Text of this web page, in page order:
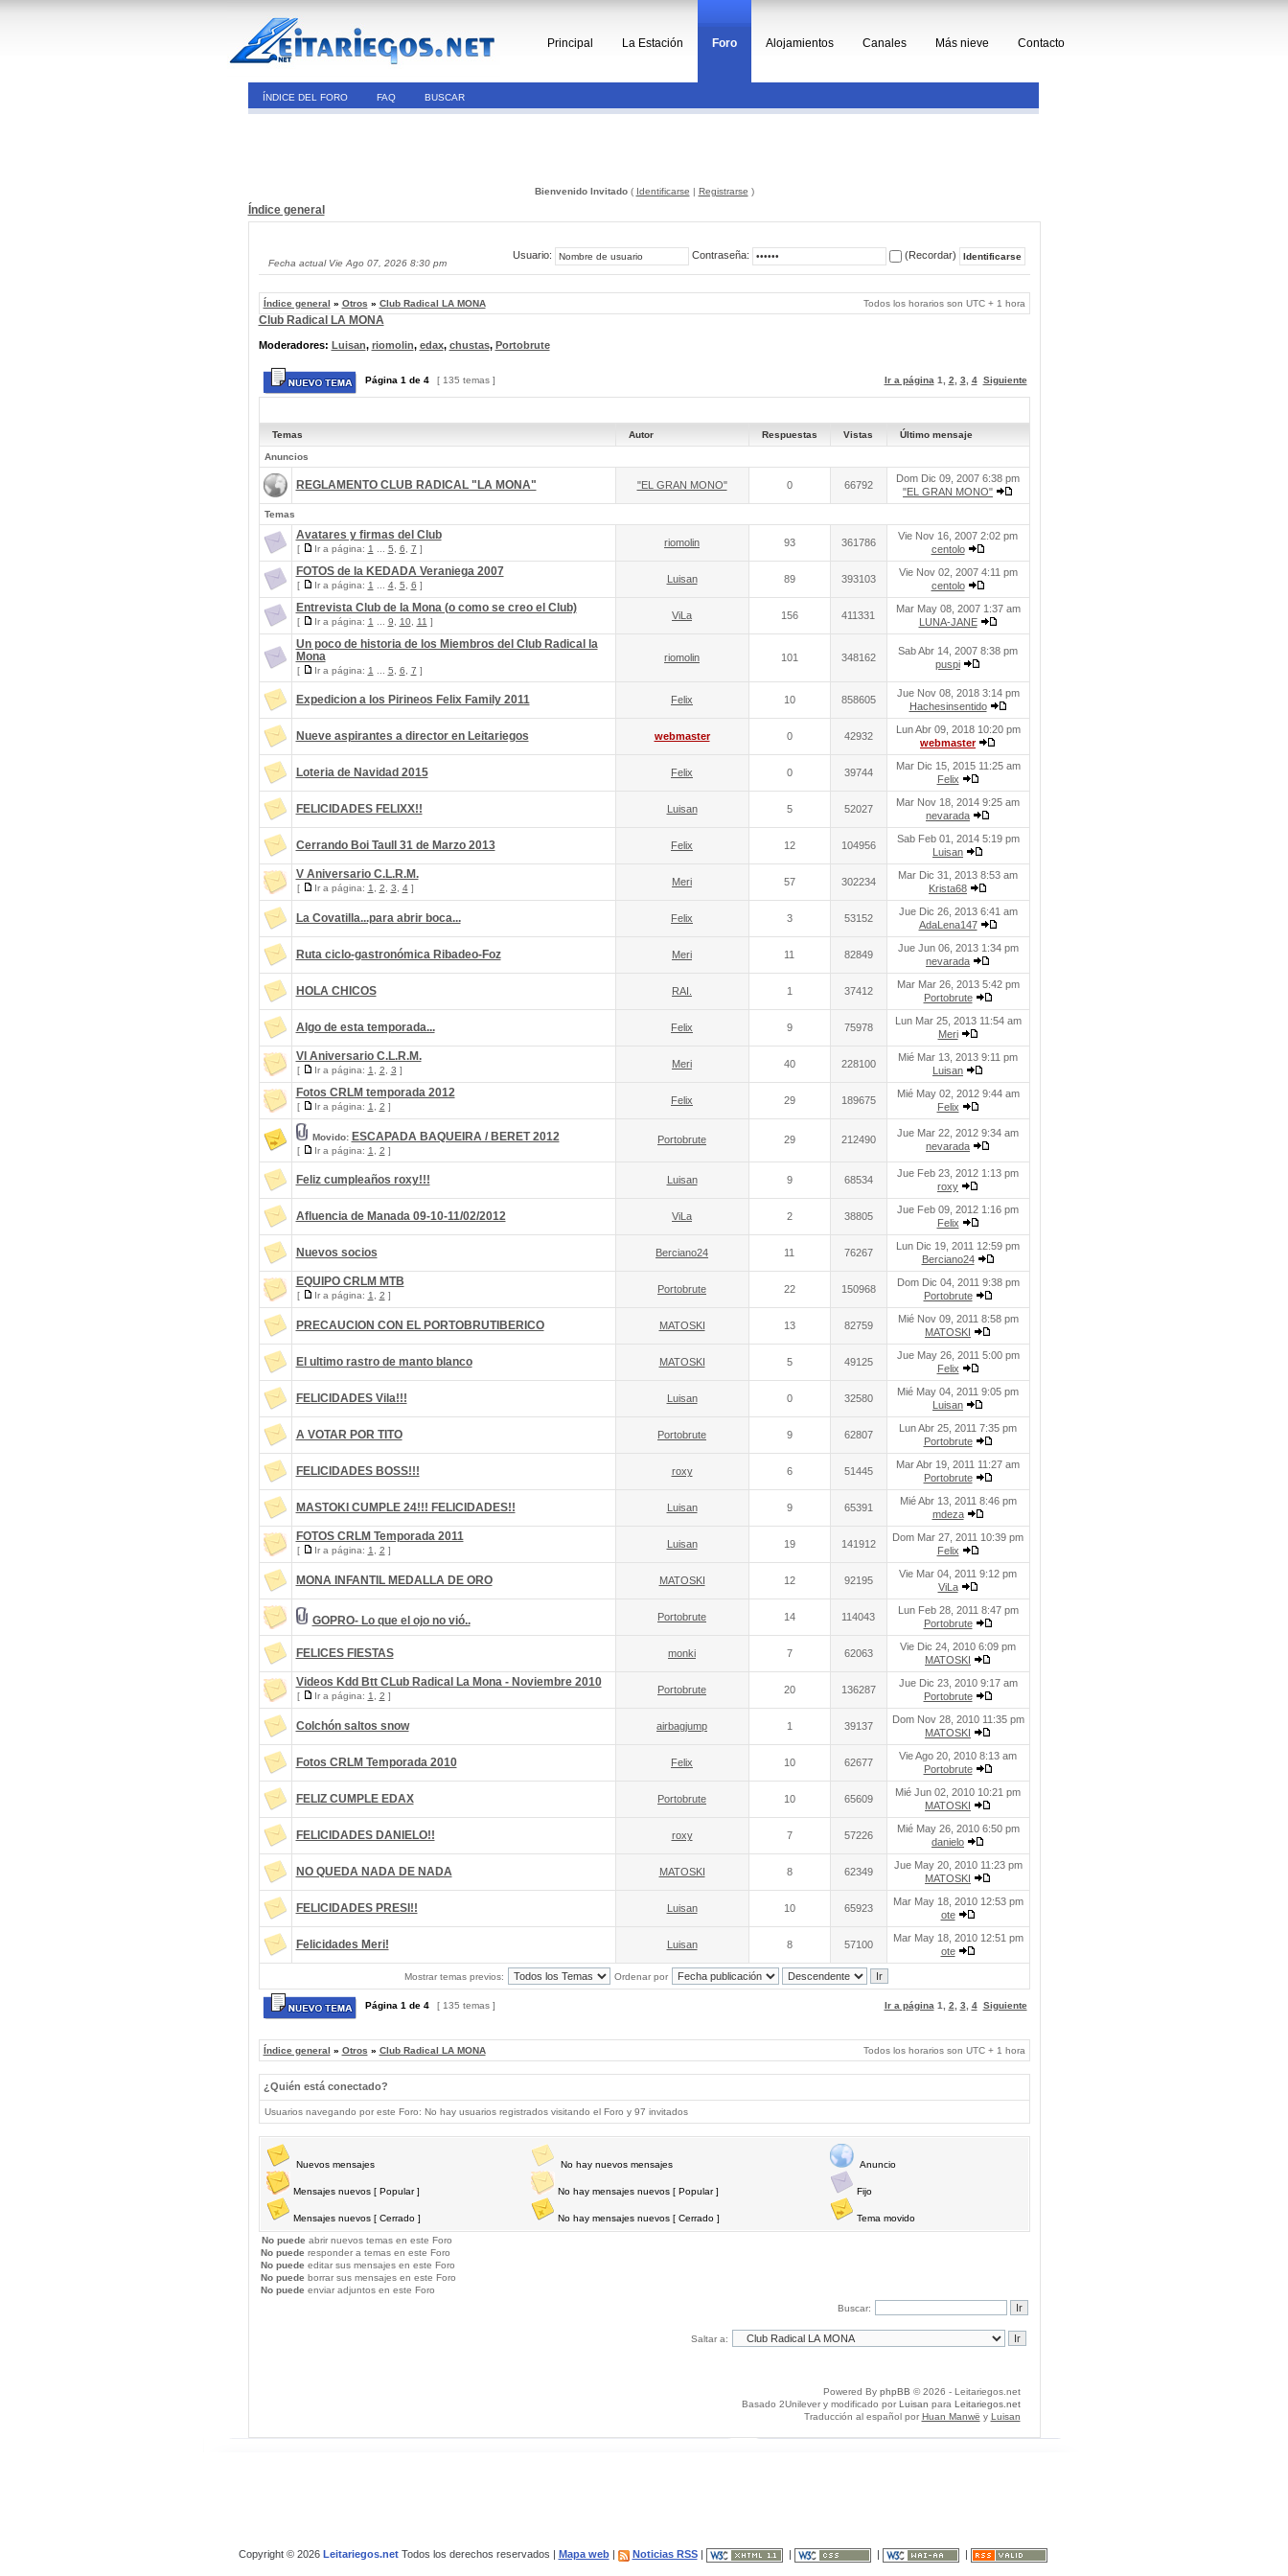
Principal La Estación Foro Alojamientos Canales Más nieve Contacto
ÍNDICE DEL FORO FAQ BUSCAR
Bienvenido Invitado( Identificarse | Registrarse )
Índice general
Fecha actual Vie Ago 07, 2026 8:30 pm
Usuario: Contraseña: (Recordar)
Índice general » Otros » Club Radical LA MONA Todos los horarios son UTC + 1 hora
Club Radical LA MONA
Moderadores: Luisan, riomolin, edax, chustas, Portobrute
Página 1 de 4 [ 135 temas ] Ir a página 1 2 3 4 Siguiente
Temas Autor Respuestas Vistas Último mensaje
Anuncios
REGLAMENTO CLUB RADICAL "LA MONA" "EL GRAN MONO" 0 66792
Dom Dic 09, 2007 6:38 pm
"EL GRAN MONO"
Temas
Avatares y firmas del Club
[ Ir a página: 1 5 6 7 ]
riomolin 93 361786
Vie Nov 16, 2007 2:02 pm
centolo
FOTOS de la KEDADA Veraniega 2007
[ Ir a página: 1 4, 5 6 ]
Luisan 89 393103
Vie Nov 02, 2007 4:11 pm
centolo
Entrevista Club de la Mona (o como se creo el Club)
[ Ir a página: 1 9 10, 11 ]
ViLa 156 411331
Mar May 08, 2007 1:37 am
LUNA-JANE
Un poco de historia de los Miembros del Club Radical la
Mona
[ Ir a página: 1 5 6 7 ]
riomolin 101 348162
Sab Abr 14, 2007 8:38 pm
puspi
Expedicion a los Pirineos Felix Family 2011 Felix 10 858605
Jue Nov 08, 2018 3:14 pm
Hachesinsentido
Nueve aspirantes a director en Leitariegos webmaster 0 42932
Lun Abr 09, 2018 10:20 pm
webmaster
Loteria de Navidad 2015 Felix 0 39744
Mar Dic 15, 2015 11:25 am
Felix
FELICIDADES FELIXX!! Luisan 5 52027
Mar Nov 18, 2014 9:25 am
nevarada
Cerrando Boi Taull 31 de Marzo 2013 Felix 12 104956
Sab Feb 01, 2014 5:19 pm
Luisan
V Aniversario C.L.R.M.
[ Ir a página: 1 2 3 4]
Meri 57 302234
Mar Dic 31, 2013 8:53 am
Krista68
La Covatilla...para abrir boca... Felix 3 53152
Jue Dic 26, 2013 6:41 am
AdaLena147
Ruta ciclo-gastronómica Ribadeo-Foz Meri 11 82849
Jue Jun 06, 2013 1:34 pm
nevarada
HOLA CHICOS RAI. 1 37412
Mar Mar 26, 2013 5:42 pm
Portobrute
Algo de esta temporada... Felix 9 75978
Lun Mar 25, 2013 11:54 am
Meri
VI Aniversario C.L.R.M.
[ Ir a página: 1 2 3 ]
Meri 40 228100
Mié Mar 13, 2013 9:11 pm
Luisan
Fotos CRLM temporada 2012
[ Ir a página: 1 2 ]
Felix 29 189675
Mié May 02, 2012 9:44 am
Felix
Movido: ESCAPADA BAQUEIRA / BERET 2012
[ Ir a página: 1 2 ]
Portobrute 29 212490
Jue Mar 22, 2012 9:34 am
nevarada
Feliz cumpleaños roxy!!! Luisan 9 68534
Jue Feb 23, 2012 1:13 pm
roxy
Afluencia de Manada 09-10-11/02/2012 ViLa 2 38805
Jue Feb 09, 2012 1:16 pm
Felix
Nuevos socios Berciano24 11 76267
Lun Dic 19, 2011 12:59 pm
Berciano24
EQUIPO CRLM MTB
[ Ir a página: 1 2 ]
Portobrute 22 150968
Dom Dic 04, 2011 9:38 pm
Portobrute
PRECAUCION CON EL PORTOBRUTIBERICO MATOSKI 13 82759
Mié Nov 09, 2011 8:58 pm
MATOSKI
El ultimo rastro de manto blanco MATOSKI 5 49125
Jue May 26, 2011 5:00 pm
Felix
FELICIDADES Vila!!! Luisan 0 32580
Mié May 04, 2011 9:05 pm
Luisan
A VOTAR POR TITO Portobrute 9 62807
Lun Abr 25, 2011 7:35 pm
Portobrute
FELICIDADES BOSS!!! roxy 6 51445
Mar Abr 19, 2011 11:27 am
Portobrute
MASTOKI CUMPLE 24!!! FELICIDADES!! Luisan 9 65391
Mié Abr 13, 2011 8:46 pm
mdeza
FOTOS CRLM Temporada 2011
[ Ir a página: 1 2 ]
Luisan 19 141912
Dom Mar 27, 2011 10:39 pm
Felix
MONA INFANTIL MEDALLA DE ORO MATOSKI 12 92195
Vie Mar 04, 2011 9:12 pm
ViLa
GOPRO- Lo que el ojo no vió.. Portobrute 14 114043
Lun Feb 28, 2011 8:47 pm
Portobrute
FELICES FIESTAS monki 7 62063
Vie Dic 24, 2010 6:09 pm
MATOSKI
Videos Kdd Btt CLub Radical La Mona - Noviembre 2010
[ Ir a página: 1 2 ]
Portobrute 20 136287
Jue Dic 23, 2010 9:17 am
Portobrute
Colchón saltos snow airbagjump 1 39137
Dom Nov 28, 2010 11:35 pm
MATOSKI
Fotos CRLM Temporada 2010 Felix 10 62677
Vie Ago 20, 2010 8:13 am
Portobrute
FELIZ CUMPLE EDAX Portobrute 10 65609
Mié Jun 02, 2010 10:21 pm
MATOSKI
FELICIDADES DANIELO!! roxy 7 57226
Mié May 26, 2010 6:50 pm
danielo
NO QUEDA NADA DE NADA MATOSKI 8 62349
Jue May 20, 2010 11:23 pm
MATOSKI
FELICIDADES PRESI!! Luisan 10 65923
Mar May 18, 2010 12:53 pm
ote
Felicidades Meri! Luisan 8 57100
Mar May 18, 2010 12:51 pm
ote
Mostrar temas previos: Ordenar por
Página 1 de 4 [ 135 temas ] Ir a página 1 2 3 4 Siguiente
Índice general » Otros » Club Radical LA MONA Todos los horarios son UTC + 1 hora
¿Quién está conectado?
Usuarios navegando por este Foro: No hay usuarios registrados visitando el Foro y 97 invitados
Nuevos mensajes
Mensajes nuevos [ Popular ]
Mensajes nuevos [ Cerrado ]
No hay nuevos mensajes
No hay mensajes nuevos [ Popular ]
No hay mensajes nuevos [ Cerrado ]
Anuncio
Fijo
Tema movido
No puede abrir nuevos temas en este Foro
No puede responder a temas en este Foro
No puede editar sus mensajes en este Foro
No puede borrar sus mensajes en este Foro
No puede enviar adjuntos en este Foro
Buscar:
Saltar a:
Powered By phpBB © 2026 - Leitariegos.net
Basado 2Unilever y modificado por Luisan para Leitariegos.net
Traducción al español por Huan Manwë y Luisan
Copyright © 2026 Leitariegos.netTodos los derechos reservados | Mapa web| Noticias RSS|